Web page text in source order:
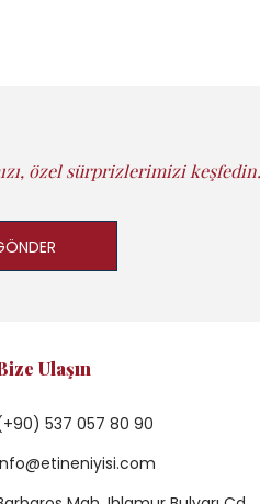
özel sürprizlerimizi keşfedin.
Ulaşın
537 057 80 90